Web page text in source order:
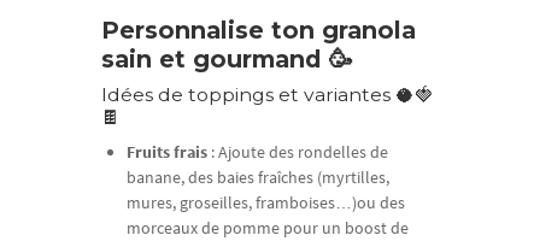
Personnalise ton granola
sain et gourmand 🥳
Idées de toppings et variantes 🥥🍓
🍫
Fruits frais : Ajoute des rondelles de
banane, des baies fraîches (myrtilles,
mures, groseilles, framboises…)ou des
morceaux de pomme pour un boost de